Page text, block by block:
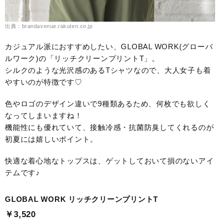
出典：brandavenue.rakuten.co.jp
カジュアル派におすすめしたい、GLOBAL WORK(グローバ
ルワーク)の「リッチクリーンプリントT」。
シルクのような光沢感のあるTシャツなので、大人女子も着
やすいのが特徴です♡
色やロゴのデザイン違いで9種類あるため、何枚でも欲しく
なってしまいますね！
機能性にも優れていて、接触冷感・抗菌防臭してくれるのが
初夏には嬉しいポイント。
快適な着心地なトップスは、ゲットしておいて損のないアイ
テムです♪
GLOBAL WORK リッチクリーンプリントT
￥3,520